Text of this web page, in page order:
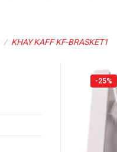
/ KHAY KAFF KF-BRASKET1
-25%